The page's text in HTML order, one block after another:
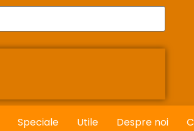
Speciale Utile Despre noi